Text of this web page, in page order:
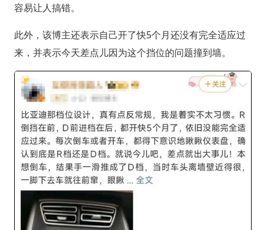
容易让人搞错。
此外，该博主还表示自己开了快5个月还没有完全适应过
来，并表示今天差点儿因为这个挡位的问题撞到墙。